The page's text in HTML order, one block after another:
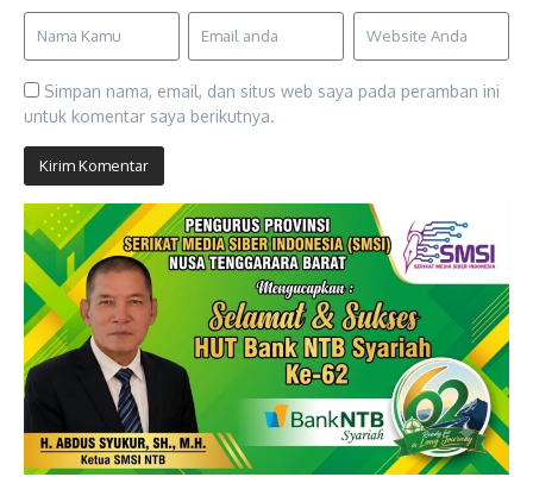
Simpan nama, email, dan situs web saya pada peramban ini
untuk komentar saya berikutnya.